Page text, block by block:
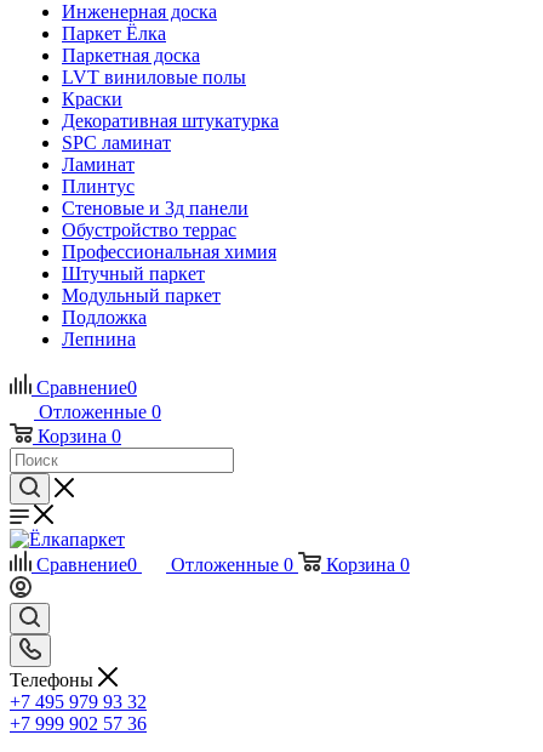
Инженерная доска
Паркет Ёлка
Паркетная доска
LVT виниловые полы
Краски
Декоративная штукатурка
SPC ламинат
Ламинат
Плинтус
Стеновые и 3д панели
Обустройство террас
Профессиональная химия
Штучный паркет
Модульный паркет
Подложка
Лепнина
Сравнение0
Отложенные 0
Корзина 0
Сравнение0 Отложенные 0 Корзина 0
Телефоны
+7 495 979 93 32
+7 999 902 57 36